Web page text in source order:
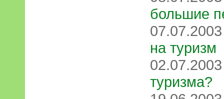
большие
на туризм
туризма?